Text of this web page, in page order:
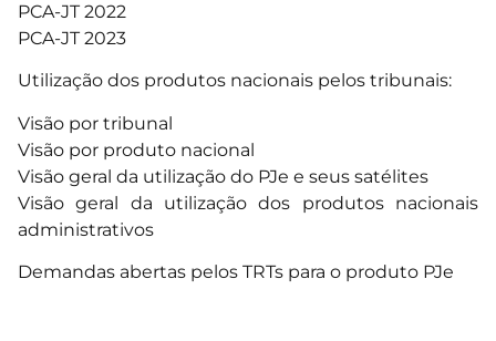
PCA-JT 2022
PCA-JT 2023
Utilização dos produtos nacionais pelos tribunais:
Visão por tribunal
Visão por produto nacional
Visão geral da utilização do PJe e seus satélites
Visão geral da utilização dos produtos nacionais
administrativos
Demandas abertas pelos TRTs para o produto PJe